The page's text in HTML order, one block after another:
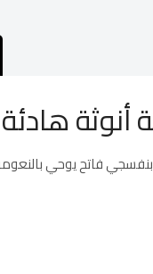
أنوثة
بنفسجي فاتح يوحي